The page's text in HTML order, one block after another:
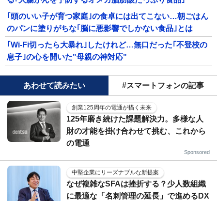
｢頭のいい子が育つ家庭｣の食卓には出てこない…朝ごはん
のパンに塗りがちな｢脳に悪影響でしかない食品｣とは
｢Wi-Fi切ったら大暴れ｣したけれど…無口だった｢不登校の
息子｣の心を開いた"母親の神対応"
あわせて読みたい #スマートフォンの記事
創業125周年の電通が描く未来
125年磨き続けた課題解決力。多様な人
財の才能を掛け合わせて挑む、これから
の電通
Sponsored
中堅企業にリーズナブルな新提案
なぜ複雑なSFAは挫折する？少人数組織
に最適な「名刺管理の延長」で進めるDX